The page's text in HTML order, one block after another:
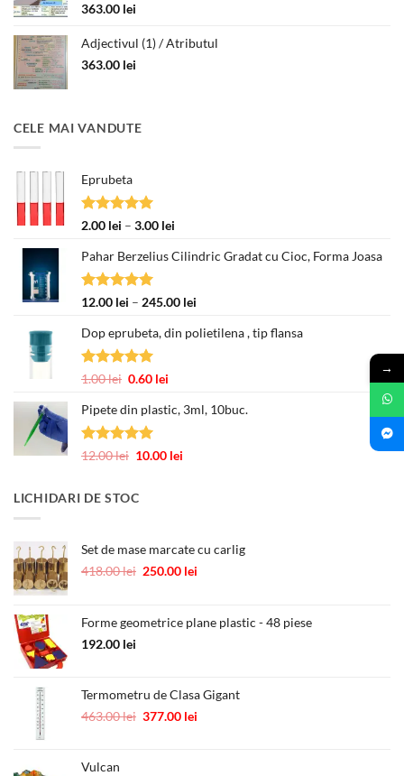
363.00 lei
Adjectivul (1) / Atributul
363.00 lei
CELE MAI VANDUTE
Eprubeta
Evaluat la
2.00 lei – 3.00 lei
prețuri:
la
3.00 lei
Pahar Berzelius Cilindric Gradat cu Cioc, Forma Joasa
Evaluat la
12.00 lei – 245.00 lei
prețuri:
245.00 lei
Dop eprubeta, din polietilena , tip flansa
Evaluat la
1.00lei Prețul
a
fost:
0.60 lei
este:
Pipete din plastic, 3ml, 10buc.
Evaluat la
12.00lei Prețul
fost:
10.00 lei
LICHIDARI DE STOC
Set de mase marcate cu carlig
418.00lei Prețul
fost:
250.00 lei
250.00 lei.
Forme geometrice plane plastic - 48 piese
192.00 lei
Termometru de Clasa Gigant
463.00lei Prețul
377.00 lei
Vulcan
→